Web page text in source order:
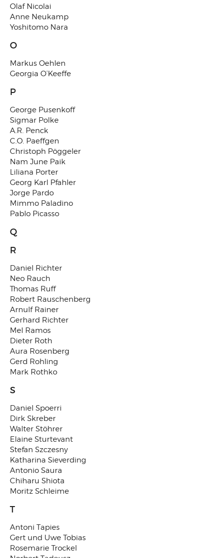
Olaf Nicolai
Anne Neukamp
Yoshitomo Nara
O
Markus Oehlen
Georgia O’Keeffe
P
George Pusenkoff
Sigmar Polke
A.R. Penck
C.O. Paeffgen
Christoph Pöggeler
Nam June Paik
Liliana Porter
Georg Karl Pfahler
Jorge Pardo
Mimmo Paladino
Pablo Picasso
Q
R
Daniel Richter
Neo Rauch
Thomas Ruff
Robert Rauschenberg
Arnulf Rainer
Gerhard Richter
Mel Ramos
Dieter Roth
Aura Rosenberg
Gerd Rohling
Mark Rothko
S
Daniel Spoerri
Dirk Skreber
Walter Stöhrer
Elaine Sturtevant
Stefan Szczesny
Katharina Sieverding
Antonio Saura
Chiharu Shiota
Moritz Schleime
T
Antoni Tapies
Gert und Uwe Tobias
Rosemarie Trockel